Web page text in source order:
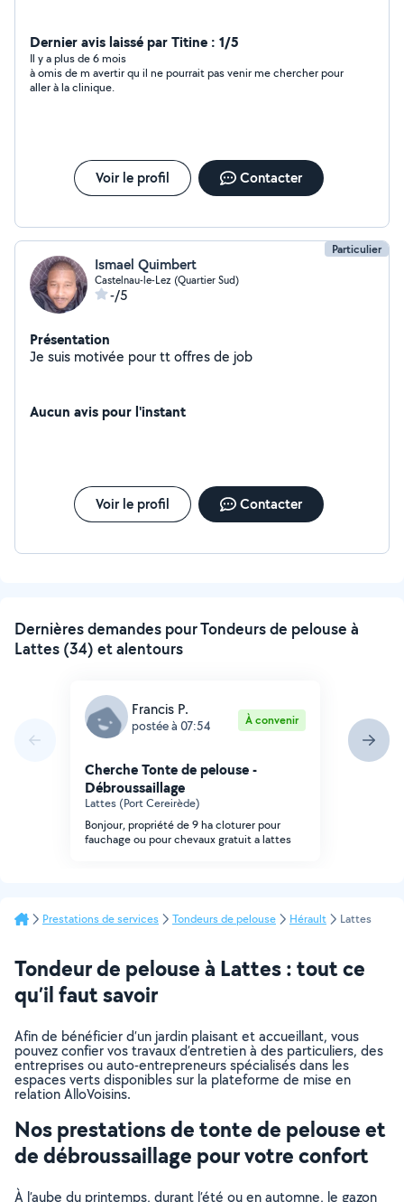
Dernier avis laissé par Titine : 1/5
Il y a plus de 6 mois
à omis de m avertir qu il ne pourrait pas venir me chercher pour
aller à la clinique.
Voir le profil Contacter
Particulier
Ismael Quimbert
Castelnau-le-Lez (Quartier Sud)
-/5
Présentation
Je suis motivée pour tt offres de job
Aucun avis pour l'instant
Voir le profil Contacter
Dernières demandes pour Tondeurs de pelouse à
Lattes (34) et alentours
Francis P.
postée à 07:54 À convenir
Cherche Tonte de pelouse -
Débroussaillage
Lattes (Port Cereirède)
Bonjour, propriété de 9 ha cloturer pour
fauchage ou pour chevaux gratuit a lattes
Prestations de services Tondeurs de pelouse Hérault Lattes
Tondeur de pelouse à Lattes : tout ce
qu’il faut savoir
Afin de bénéficier d’un jardin plaisant et accueillant, vous
pouvez confier vos travaux d’entretien à des particuliers, des
entreprises ou auto-entrepreneurs spécialisés dans les
espaces verts disponibles sur la plateforme de mise en
relation AlloVoisins.
Nos prestations de tonte de pelouse et
de débroussaillage pour votre confort
À l’aube du printemps, durant l’été ou en automne, le gazon